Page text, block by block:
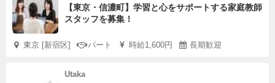
【東京・信濃町】学習と心をサポートする家庭教師
スタッフを募集！
東京 [新宿区] パート 時給1,600円 長期歓迎
Utaka